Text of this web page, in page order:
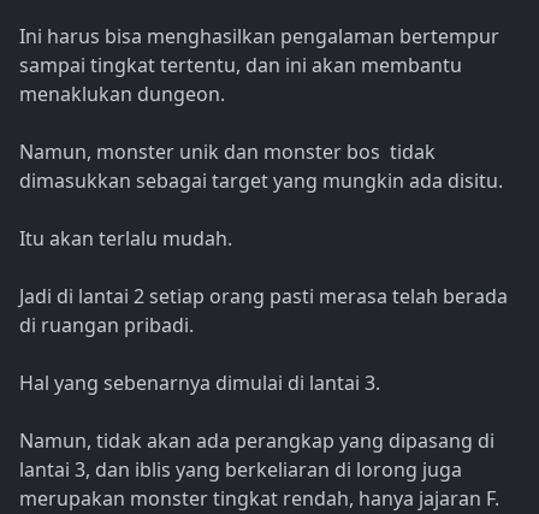
Ini harus bisa menghasilkan pengalaman bertempur
sampai tingkat tertentu, dan ini akan membantu
menaklukan dungeon.
Namun, monster unik dan monster bos tidak
dimasukkan sebagai target yang mungkin ada disitu.
Itu akan terlalu mudah.
Jadi di lantai 2 setiap orang pasti merasa telah berada
di ruangan pribadi.
Hal yang sebenarnya dimulai di lantai 3.
Namun, tidak akan ada perangkap yang dipasang di
lantai 3, dan iblis yang berkeliaran di lorong juga
merupakan monster tingkat rendah, hanya jajaran F.